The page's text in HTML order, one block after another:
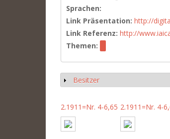
Sprachen:
Link Präsentation: http://
Link Referenz: http://
Themen:
Anzeigen
Besitzer
2.1911=Nr. 4-6,65 2.1911=Nr. 4-